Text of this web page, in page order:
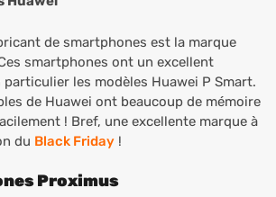
de smartphones est la marque
smartphones ont un excellent
particulier les modèles Huawei P Smart.
de Huawei ont beaucoup de mémoire
! Bref, une excellente marque à
du Black Friday !
Proximus